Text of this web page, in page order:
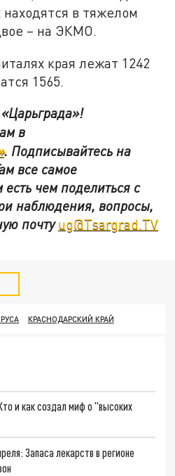
в тяжелом
– на ЭКМО.
края лежат 1242
1565.
в
. Подписывайтесь на
все самое
чем поделиться с
наблюдения, вопросы,
почтуug@Tsargrad.TV
КРАСНОДАРСКИЙ КРАЙ
и как создал миф о "высоких
Запаса лекарств в регионе